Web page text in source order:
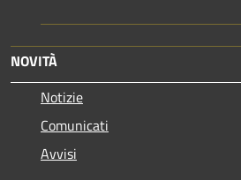
NOVITÀ
Notizie
Comunicati
Avvisi